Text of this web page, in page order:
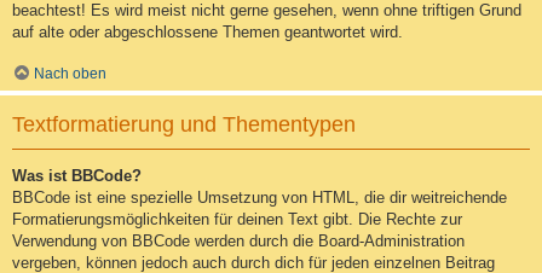
beachtest! Es wird meist nicht gerne gesehen, wenn ohne triftigen Grund
auf alte oder abgeschlossene Themen geantwortet wird.
Nach oben
Textformatierung und Thementypen
Was ist BBCode?
BBCode ist eine spezielle Umsetzung von HTML, die dir weitreichende
Formatierungsmöglichkeiten für deinen Text gibt. Die Rechte zur
Verwendung von BBCode werden durch die Board-Administration
vergeben, können jedoch auch durch dich für jeden einzelnen Beitrag